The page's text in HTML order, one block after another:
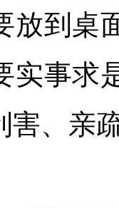
放到桌
实事求
害、亲